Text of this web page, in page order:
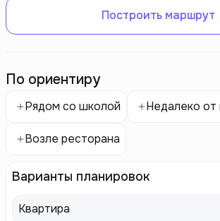
Построить маршрут
По ориентиру
Рядом со школой Недалеко от
Возле ресторана
Варианты планировок
Квартира